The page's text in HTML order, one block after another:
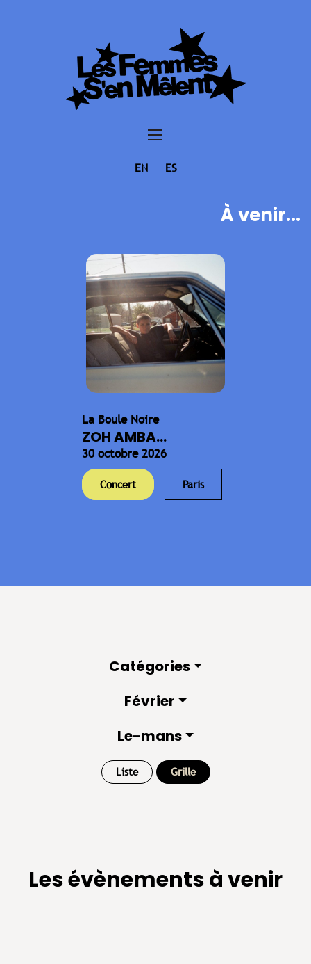
EN ES
À venir...
La Boule Noire
ZOH AMBA...
30 octobre 2026
Concert Paris
Catégories
Février
Le-mans
Liste Grille
Les évènements à venir